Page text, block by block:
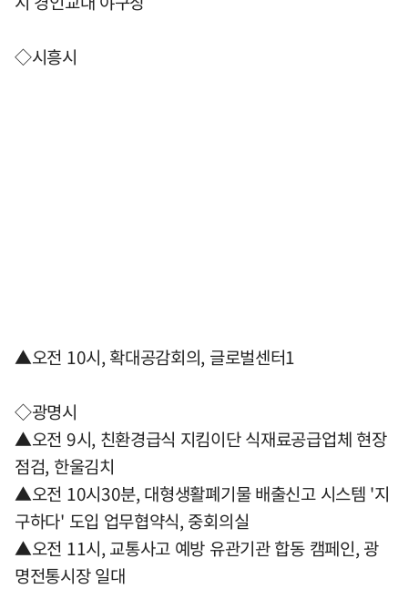
◇시흥시
▲오전 10시, 확대공감회의, 글로벌센터1
◇광명시
▲오전 9시, 친환경급식 지킴이단 식재료공급업체 현장
점검, 한울김치
▲오전 10시30분, 대형생활폐기물 배출신고 시스템 '지
구하다' 도입 업무협약식, 중회의실
▲오전 11시, 교통사고 예방 유관기관 합동 캠페인, 광
명전통시장 일대